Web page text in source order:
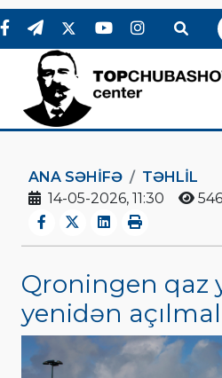
ANA SƏHIFƏ
TƏHLİL
14-05-2026, 11:30
Qroningen qaz
yenidən